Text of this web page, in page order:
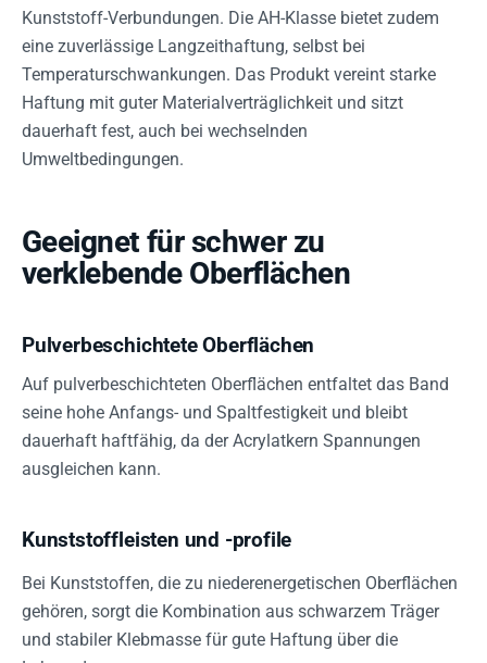
Kunststoff-Verbundungen. Die AH-Klasse bietet zudem
eine zuverlässige Langzeithaftung, selbst bei
Temperaturschwankungen. Das Produkt vereint starke
Haftung mit guter Materialverträglichkeit und sitzt
dauerhaft fest, auch bei wechselnden
Umweltbedingungen.
Geeignet für schwer zu
verklebende Oberflächen
Pulverbeschichtete Oberflächen
Auf pulverbeschichteten Oberflächen entfaltet das Band
seine hohe Anfangs- und Spaltfestigkeit und bleibt
dauerhaft haftfähig, da der Acrylatkern Spannungen
ausgleichen kann.
Kunststoffleisten und -profile
Bei Kunststoffen, die zu niederenergetischen Oberflächen
gehören, sorgt die Kombination aus schwarzem Träger
und stabiler Klebmasse für gute Haftung über die